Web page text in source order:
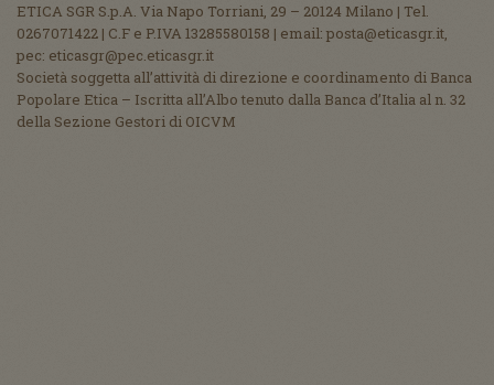
ETICA SGR S.p.A. Via Napo Torriani, 29 – 20124 Milano | Tel.
0267071422 | C.F e P.IVA 13285580158 | email: posta@eticasgr.it,
pec: eticasgr@pec.eticasgr.it
Società soggetta all’attività di direzione e coordinamento di Banca
Popolare Etica – Iscritta all’Albo tenuto dalla Banca d’Italia al n. 32
della Sezione Gestori di OICVM